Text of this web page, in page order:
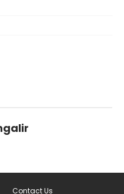
Contact Us